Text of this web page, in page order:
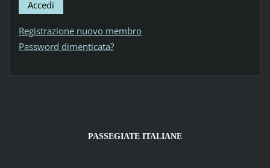
Registrazione nuovo membro
Password dimenticata?
PASSEGIATE ITALIANE